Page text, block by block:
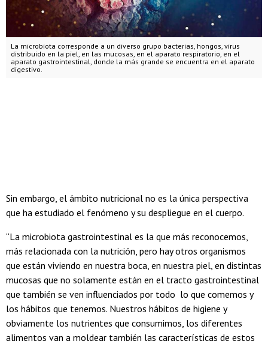
La microbiota corresponde a un diverso grupo bacterias, hongos, virus
distribuido en la piel, en las mucosas, en el aparato respiratorio, en el
aparato gastrointestinal, donde la más grande se encuentra en el aparato
digestivo.
Sin embargo, el ámbito nutricional no es la única perspectiva
que ha estudiado el fenómeno y su despliegue en el cuerpo.
“La microbiota gastrointestinal es la que más reconocemos,
más relacionada con la nutrición, pero hay otros organismos
que están viviendo en nuestra boca, en nuestra piel, en distintas
mucosas que no solamente están en el tracto gastrointestinal
que también se ven influenciados por todo lo que comemos y
los hábitos que tenemos. Nuestros hábitos de higiene y
obviamente los nutrientes que consumimos, los diferentes
alimentos van a moldear también las características de estos